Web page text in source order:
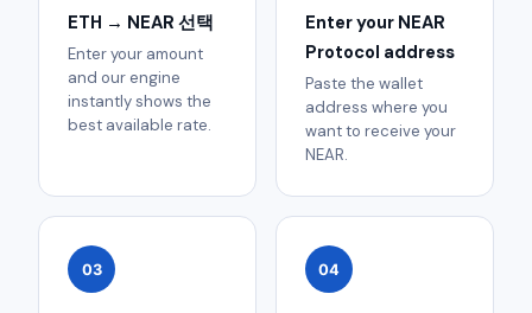
ETH → NEAR 선택
Enter your amount
and our engine
instantly shows the
best available rate.
Enter your NEAR
Protocol address
Paste the wallet
address where you
want to receive your
NEAR.
03 04